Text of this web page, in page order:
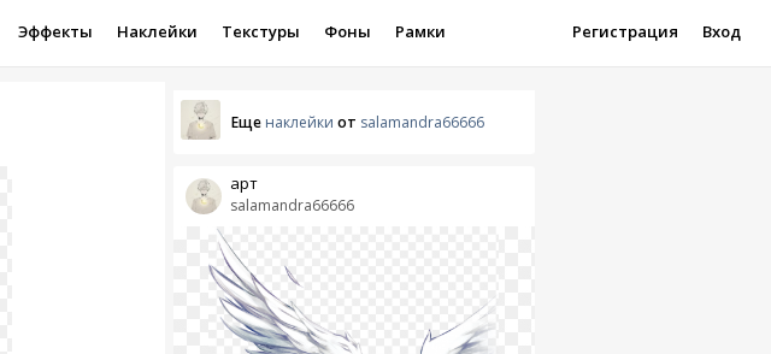
Эффекты Наклейки Текстуры Фоны Рамки Регистрация Вход
Еще наклейки от salamandra66666
salamandra66666
арт